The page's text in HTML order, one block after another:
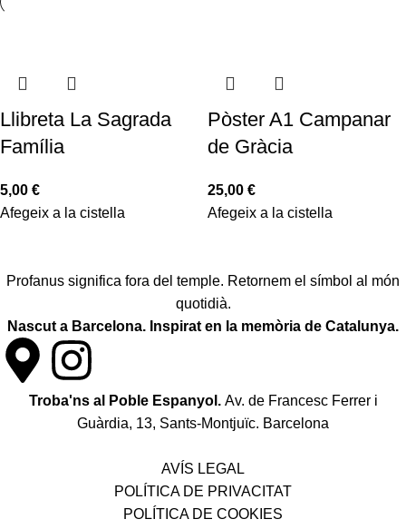
Llibreta La Sagrada
Família
5,00 €
Afegeix a la cistella
Pòster A1 Campanar
de Gràcia
25,00 €
Afegeix a la cistella
Profanus significa fora del temple. Retornem el símbol al món
quotidià.
Nascut a Barcelona. Inspirat en la memòria de Catalunya.
Troba'ns al Poble Espanyol. Av. de Francesc Ferrer i
Guàrdia, 13, Sants-Montjuïc. Barcelona
AVÍS LEGAL
POLÍTICA DE PRIVACITAT
POLÍTICA DE COOKIES